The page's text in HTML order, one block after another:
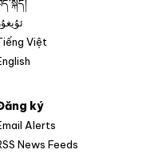
ئۇيغۇر
Việt
ký
Alerts
News Feeds